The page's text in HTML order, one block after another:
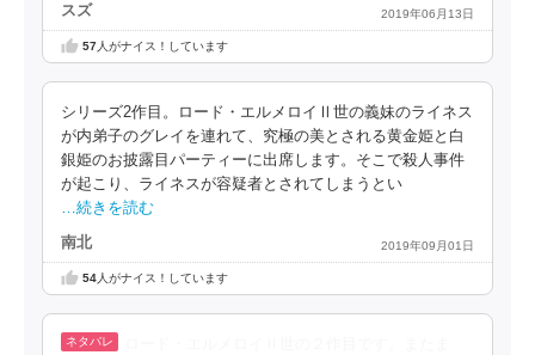
スズ 2019年06月13日
57人がナイス！しています
シリーズ2作目。ロード・エルメロイⅡ世の義妹のライネス
が内弟子のグレイを連れて、究極の美とされる黄金姫と白
銀姫のお披露目パーティーに出席します。そこで殺人事件
が起こり、ライネスが容疑者とされてしまうとい
…続きを読む
南北 2019年09月01日
54人がナイス！しています